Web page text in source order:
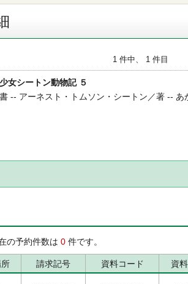
1 件中、 1 件目
女シートン動物記 ５
-- アーネスト・トムソン・シートン／著 --
の予約件数は 0 件です。
請求記号 資料コード 資